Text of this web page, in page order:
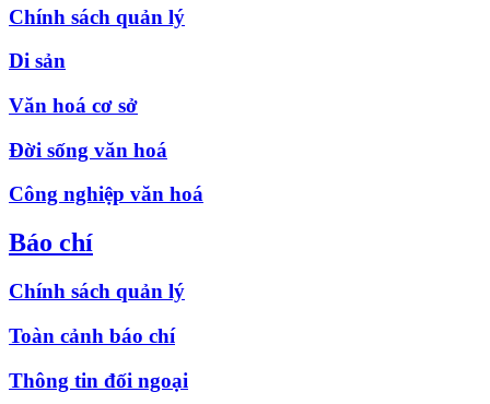
Chính sách quản lý
Di sản
Văn hoá cơ sở
Đời sống văn hoá
Công nghiệp văn hoá
Báo chí
Chính sách quản lý
Toàn cảnh báo chí
Thông tin đối ngoại